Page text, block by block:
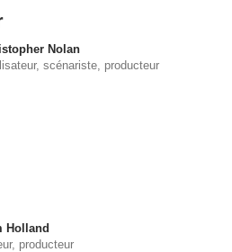
Nolan
scénariste, producteur
Holland
producteur